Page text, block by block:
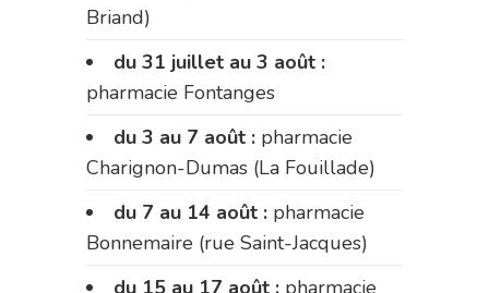
Briand)
du 31 juillet au 3 août :
pharmacie Fontanges
du 3 au 7 août : pharmacie
Charignon-Dumas (La Fouillade)
du 7 au 14 août : pharmacie
Bonnemaire (rue Saint-Jacques)
du 15 au 17 août : pharmacie